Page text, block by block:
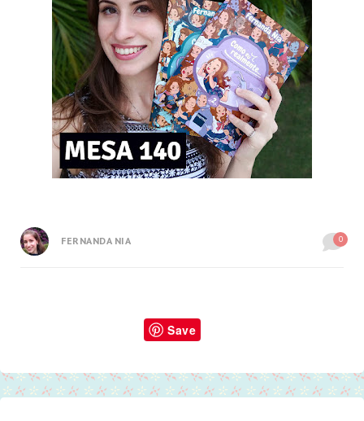
FERNANDA NIA 0
Save